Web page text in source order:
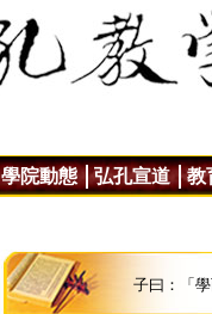
學院動態 弘孔宣道 教
子曰：「